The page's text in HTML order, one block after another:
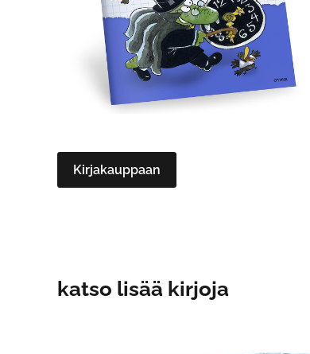
Kirjakauppaan
katso lisää kirjoja